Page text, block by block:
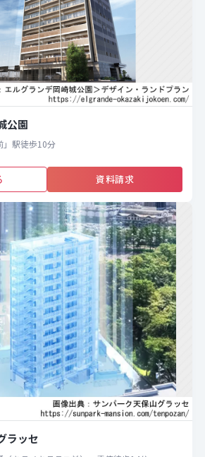
公園
」駅徒歩10分
資料請求
ラッセ